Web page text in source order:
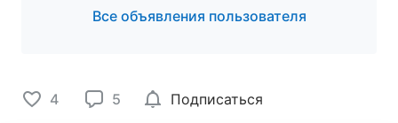
Все объявления пользователя
4 5 Подписаться